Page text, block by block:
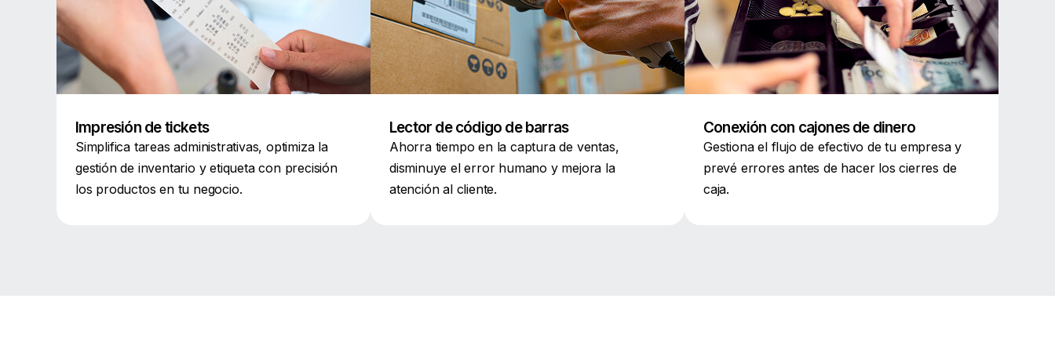
Impresión de tickets
Simplifica tareas administrativas, optimiza la
gestión de inventario y etiqueta con precisión
los productos en tu negocio.
Lector de código de barras
Ahorra tiempo en la captura de ventas,
disminuye el error humano y mejora la
atención al cliente.
Conexión con cajones de dinero
Gestiona el flujo de efectivo de tu empresa y
prevé errores antes de hacer los cierres de
caja.